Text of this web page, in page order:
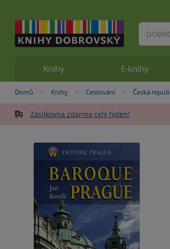
Nacházíte
zde:
Domů »
Knihy »
Cestování »
Česká
Zásilkovna zdarma celý týden!
Knihy E-knihy